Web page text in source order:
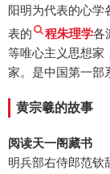
阳明为代表的心学
表的
程朱理学各
等唯心主义思想家
家。是中国第一部
黄宗羲的故事
阅读天一阁藏书
明兵部右侍郎范钦